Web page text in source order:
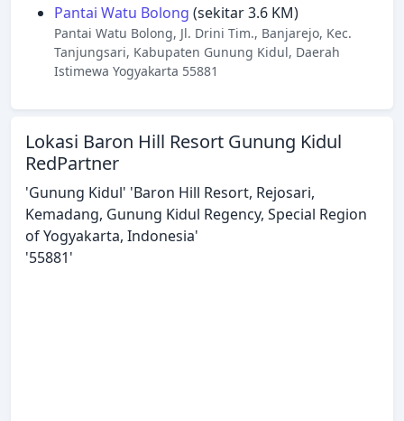
Pantai Watu Bolong (sekitar 3.6 KM)
Pantai Watu Bolong, Jl. Drini Tim., Banjarejo, Kec.
Tanjungsari, Kabupaten Gunung Kidul, Daerah
Istimewa Yogyakarta 55881
Lokasi Baron Hill Resort Gunung Kidul
RedPartner
'Gunung Kidul' 'Baron Hill Resort, Rejosari,
Kemadang, Gunung Kidul Regency, Special Region
of Yogyakarta, Indonesia'
'55881'